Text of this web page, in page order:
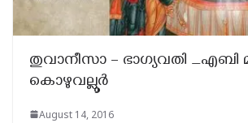
തുവാനീസാ – ഭാഗ്യവതി _എബി
കൊഴുവല്ലൂര്‍
August 14, 2016